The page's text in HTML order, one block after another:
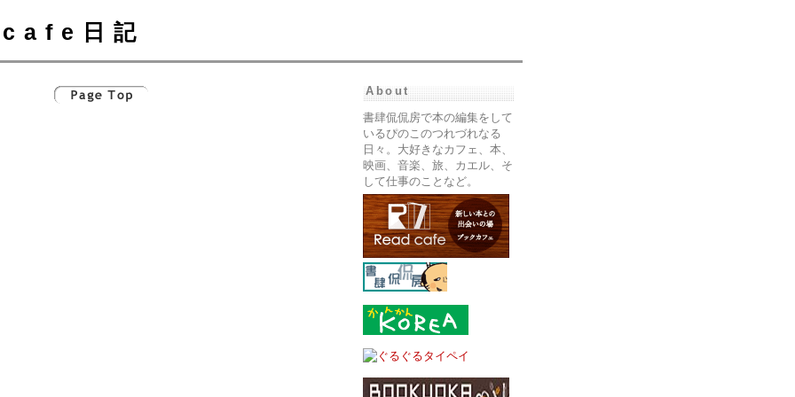
cafe日記
About
書肆侃侃房で本の編集をして
いるぴのこのつれづれなる
日々。大好きなカフェ、本、
映画、音楽、旅、カエル、そ
して仕事のことなど。